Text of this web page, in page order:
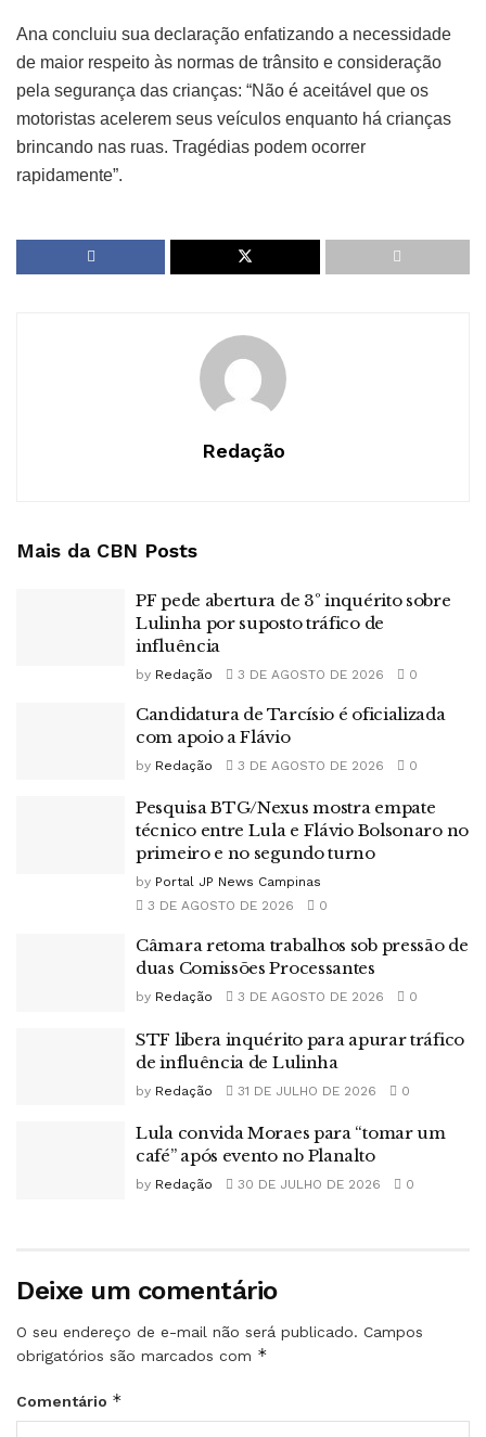
Ana concluiu sua declaração enfatizando a necessidade
de maior respeito às normas de trânsito e consideração
pela segurança das crianças: “Não é aceitável que os
motoristas acelerem seus veículos enquanto há crianças
brincando nas ruas. Tragédias podem ocorrer
rapidamente”.
Redação
Mais da CBN Posts
PF pede abertura de 3º inquérito sobre
Lulinha por suposto tráfico de
influência
by Redação 3 DE AGOSTO DE 2026 0
Candidatura de Tarcísio é oficializada
com apoio a Flávio
by Redação 3 DE AGOSTO DE 2026 0
Pesquisa BTG/Nexus mostra empate
técnico entre Lula e Flávio Bolsonaro no
primeiro e no segundo turno
by Portal JP News Campinas
3 DE AGOSTO DE 2026
0
Câmara retoma trabalhos sob pressão de
duas Comissões Processantes
by Redação 3 DE AGOSTO DE 2026 0
STF libera inquérito para apurar tráfico
de influência de Lulinha
by Redação 31 DE JULHO DE 2026 0
Lula convida Moraes para “tomar um
café” após evento no Planalto
by Redação 30 DE JULHO DE 2026 0
Deixe um comentário
O seu endereço de e-mail não será publicado. Campos
obrigatórios são marcados com *
Comentário *